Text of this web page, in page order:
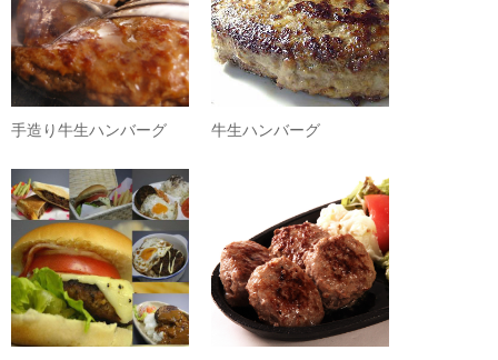
手造り牛生ハンバーグ 牛生ハンバーグ